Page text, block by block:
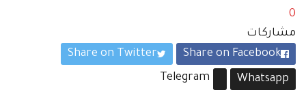
0
مشاركات
Share on Facebook
Share on Twitter
Whatsapp
Telegram